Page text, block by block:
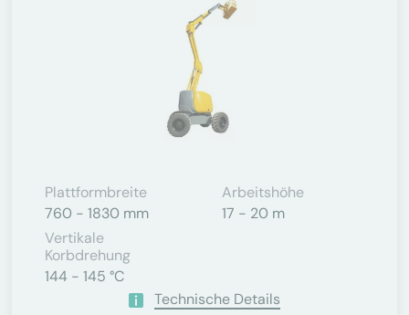
Plattformbreite
760 - 1830 mm
Arbeitshöhe
17 - 20 m
Vertikale
Korbdrehung
144 - 145 °C
Technische Details